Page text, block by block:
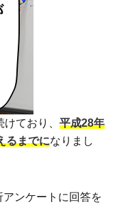
ており、 平成28年
るまでになりまし
ンケートに回答を